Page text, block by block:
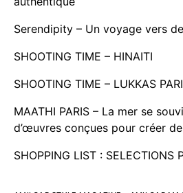
Serendipity – Un voyage vers
SHOOTING TIME – HINAITI
SHOOTING TIME – LUKKAS
MAATHI PARIS – La mer se
d’œuvres conçues pour créer
SHOPPING LIST : SELECTIONS